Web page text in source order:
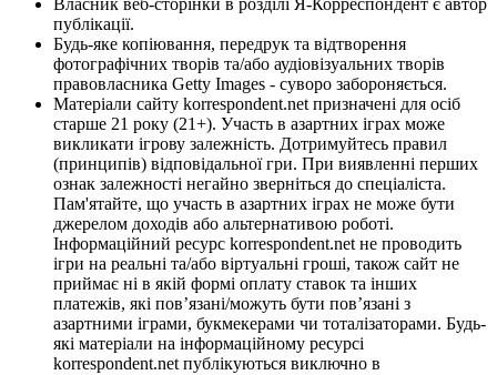
Власник веб-сторінки в розділі Я-Корреспондент є автор
публікації.
Будь-яке копіювання, передрук та відтворення
фотографічних творів та/або аудіовізуальних творів
правовласника Getty Images - суворо забороняється.
Матеріали сайту korrespondent.net призначені для осіб
старше 21 року (21+). Участь в азартних іграх може
викликати ігрову залежність. Дотримуйтесь правил
(принципів) відповідальної гри. При виявленні перших
ознак залежності негайно зверніться до спеціаліста.
Пам'ятайте, що участь в азартних іграх не може бути
джерелом доходів або альтернативою роботі.
Інформаційний ресурс korrespondent.net не проводить
ігри на реальні та/або віртуальні гроші, також сайт не
приймає ні в якій формі оплату ставок та інших
платежів, які пов’язані/можуть бути пов’язані з
азартними іграми, букмекерами чи тоталізаторами. Будь-
які матеріали на інформаційному ресурсі
korrespondent.net публікуються виключно в